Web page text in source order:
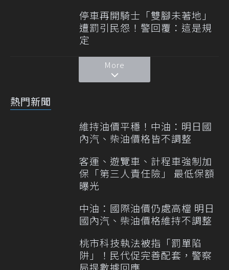
停車再開騎士「雙腳未著地」
遭罰引民怨！警回覆：這是規
定
More
熱門新聞
維持油價平穩！中油：明日國
內汽、柴油價格皆不調整
客運、遊覽車、計程車強制加
保「第三人責任險」 最低保額
曝光
中油：國際油價仍處高檔 明日
國內汽、柴油價格維持不調整
桃市科技執法被指「罰單陷
阱」！民代促完善配套，警察
局提數據回應